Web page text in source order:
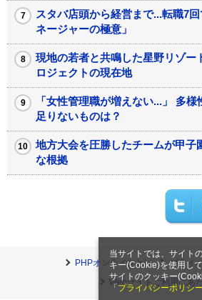
当サイトでは、サイト
キー(Cookie)を使用し
サイトのクッキー
「 プライバシーポリシー
スタバ店頭から経営まで...転職7
ネージャーの極意」
現地の若者と共鳴した星野リゾー
ロジェクトの現在地
「女性管理職が増えない...」 多
足りないものは？
地方大会を圧勝したチームが甲子
な根拠
PHPオンラインとは
プライ
Webサイトご利用にあ